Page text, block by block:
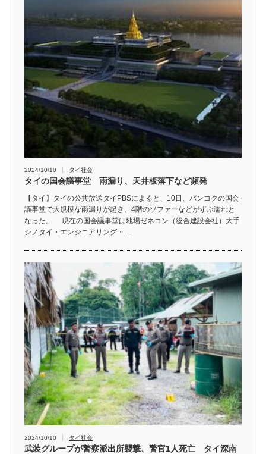
2024/10/10 タイ社会
タイの国会議事堂 雨漏り、天井板落下など頻発
【タイ】タイの公共放送タイPBSによると、10日、バンコクの国会
議事堂で大規模な雨漏りが起き、4階のソファーなどがずぶ濡れと
なった。 現在の国会議事堂は地場ゼネコン（総合建設会社）大手
シノタイ・エンジニアリング・…
2024/10/10 タイ社会
武装グループが警察派出所襲撃、警官1人死亡 タイ深南